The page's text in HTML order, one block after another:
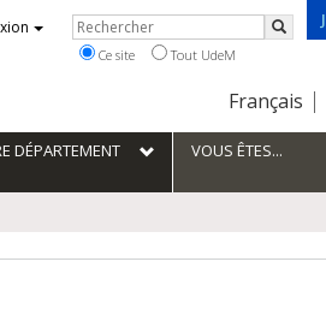
Choix
la
langue
Français
Rechercher
Ce site Tout UdeM
DÉPARTEMENT VOUS ÊTES...